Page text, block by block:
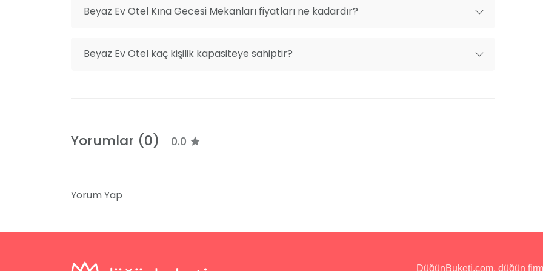
Otelimiz, Datça'nın kalbinde, denize sadece iki dakika, şehir merkezine ise yürüyerek
fırsatı sunuyor.
Beyaz Ev Otel Kına Gecesi Mekanları fiyatları ne kadardır?
Beyaz Ev Otel kaç kişilik kapasiteye sahiptir?
Yorumlar (0) 0.0
Yorum Yap
DüğünBuketi.com, düğün